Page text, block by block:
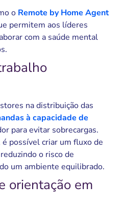
o Remote by Home Agent
permitem aos líderes
com a saúde mental
na distribuição das
à capacidade de
para evitar sobrecargas.
possível criar um fluxo de
o risco de
um ambiente equilibrado.
orientação em